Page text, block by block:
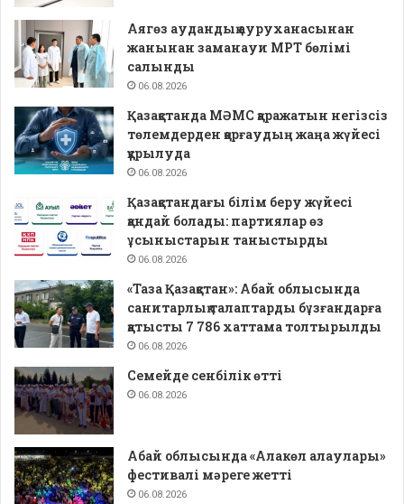
Аягөз аудандық ауруханасынан
жанынан заманауи МРТ бөлімі
салынды
06.08.2026
Қазақстанда МӘМС қаражатын негізсіз
төлемдерден қорғаудың жаңа жүйесі
құрылуда
06.08.2026
Қазақстандағы білім беру жүйесі
қандай болады: партиялар өз
ұсыныстарын таныстырды
06.08.2026
«Таза Қазақстан»: Абай облысында
санитарлық талаптарды бұзғандарға
қатысты 7 786 хаттама толтырылды
06.08.2026
Семейде сенбілік өтті
06.08.2026
Абай облысында «Алакөл алаулары»
фестивалі мәреге жетті
06.08.2026